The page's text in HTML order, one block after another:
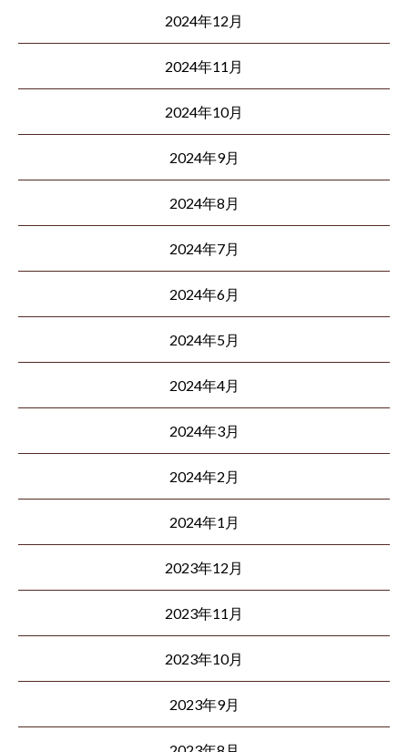
2024年12月
2024年11月
2024年10月
2024年9月
2024年8月
2024年7月
2024年6月
2024年5月
2024年4月
2024年3月
2024年2月
2024年1月
2023年12月
2023年11月
2023年10月
2023年9月